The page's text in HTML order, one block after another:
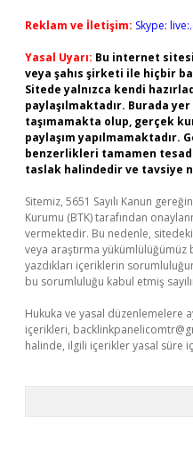
Reklam ve İletişim: Skype:
Yasal Uyarı: Bu internet
veya şahıs şirketi ile hiçbir
Sitede yalnızca kendi
paylaşılmaktadır. Burada
taşımamakta olup, gerçek
paylaşım yapılmamaktadır.
benzerlikleri tamamen
taslak halindedir ve tavsiye
Sitemiz, 5651 Sayılı Kanun
Kurumu (BTK) tarafından
vermektedir. Bu nedenle,
veya araştırma
yazdıkları içeriklerin
bu sorumluluğu kabul etmiş
Hukuka ve yasal düzenlemelere
içerikleri,
halinde, ilgili içerikler yasal süre